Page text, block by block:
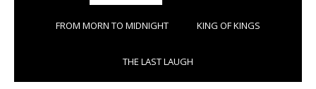
FROM MORN TO MIDNIGHT KING OF KINGS
THE LAST LAUGH